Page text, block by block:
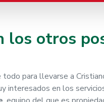
los otros
todo para llevarse a
interesados en los